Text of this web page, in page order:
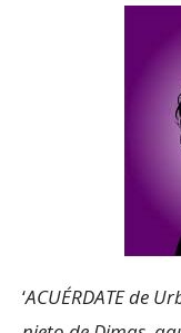
‘ACUÉRDATE de